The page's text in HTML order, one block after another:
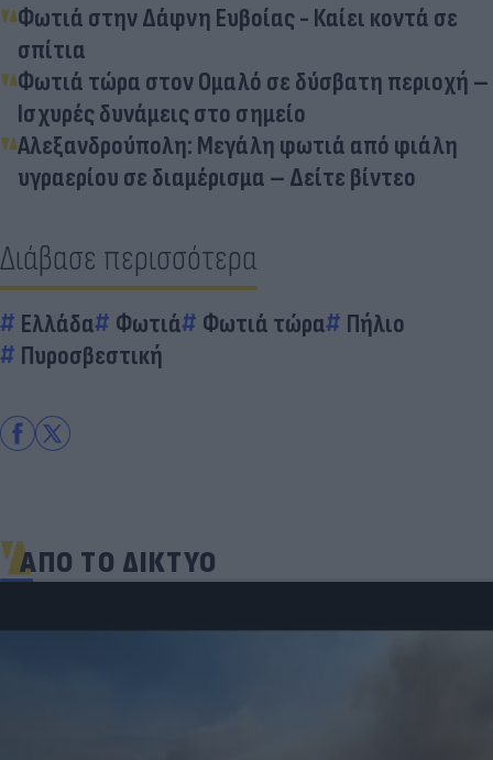
Φωτιά στην Δάφνη Ευβοίας - Καίει κοντά σε
σπίτια
Φωτιά τώρα στον Ομαλό σε δύσβατη περιοχή –
Ισχυρές δυνάμεις στο σημείο
Αλεξανδρούπολη: Μεγάλη φωτιά από φιάλη
υγραερίου σε διαμέρισμα – Δείτε βίντεο
Διάβασε περισσότερα
Ελλάδα Φωτιά Φωτιά τώρα
Πήλιο
Πυροσβεστική
ΑΠΟ ΤΟ ΔΙΚΤΥΟ